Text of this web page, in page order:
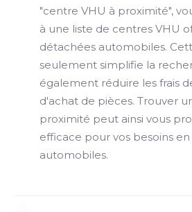
"centre VHU à proximité",
à une liste de centres VHU
détachées automobiles.
seulement simplifie la
également réduire les frais
d'achat de pièces. Trouver
proximité peut ainsi vous
efficace pour vos besoins
automobiles.